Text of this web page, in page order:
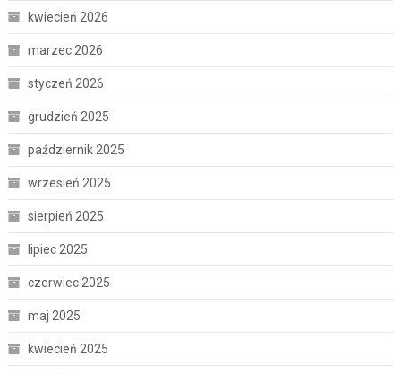
kwiecień 2026
marzec 2026
styczeń 2026
grudzień 2025
październik 2025
wrzesień 2025
sierpień 2025
lipiec 2025
czerwiec 2025
maj 2025
kwiecień 2025